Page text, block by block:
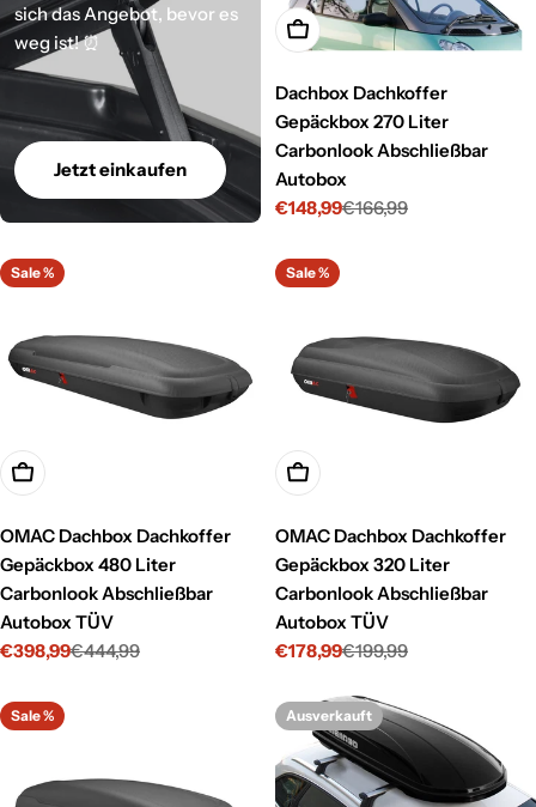
sich das Angebot, bevor es
weg ist! ⏰
Jetzt einkaufen
In den Warenkorb legen
Dachbox Dachkoffer
Gepäckbox 270 Liter
Carbonlook Abschließbar
Autobox
Verkaufspreis
€148,99
Regulärer€166,99
Sale %
In den Warenkorb legen
OMAC Dachbox Dachkoffer
Gepäckbox 480 Liter
Carbonlook Abschließbar
Autobox TÜV
Verkaufspreis
€398,99
Regulärer€444,99
Sale %
In den Warenkorb legen
OMAC Dachbox Dachkoffer
Gepäckbox 320 Liter
Carbonlook Abschließbar
Autobox TÜV
Verkaufspreis
€178,99
Regulärer€199,99
Sale % Ausverkauft